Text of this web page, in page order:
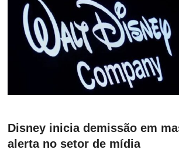
Disney inicia demissão em
alerta no setor de mídia